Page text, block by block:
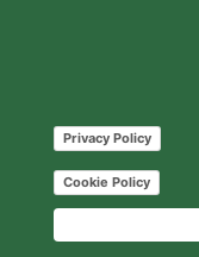
Privacy Policy
Cookie Policy